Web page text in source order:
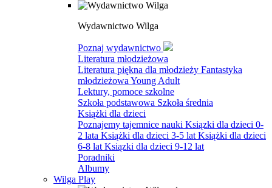
Wydawnictwo Wilga
Poznaj wydawnictwo
Literatura młodzieżowa
Literatura piękna dla młodzieży Fantastyka
młodzieżowa Young Adult
Lektury, pomoce szkolne
Szkoła podstawowa Szkoła średnia
Książki dla dzieci
Poznajemy tajemnice nauki Ksiązki dla dzieci 0-
2 lata Książki dla dzieci 3-5 lat Książki dla dzieci
6-8 lat Ksiązki dla dzieci 9-12 lat
Poradniki
Albumy
Wilga Play